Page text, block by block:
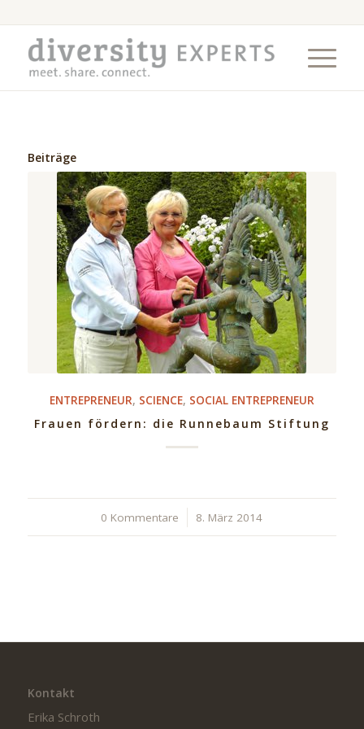
Beiträge
ENTREPRENEUR, SCIENCE, SOCIAL ENTREPRENEUR
Frauen fördern: die Runnebaum Stiftung
0 Kommentare
/ 8. März 2014
Kontakt
Erika Schroth